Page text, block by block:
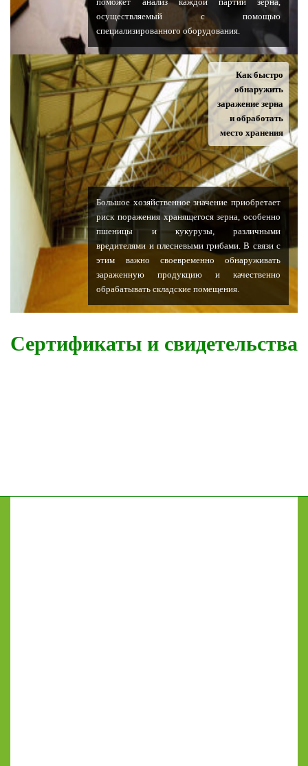
осуществляемый с помощью
специализированного оборудования.
Как быстро
обнаружить
заражение зерна
и обработать
место хранения
Большое хозяйственное значение приобретает
риск поражения хранящегося зерна, особенно
пшеницы и кукурузы, различными
вредителями и плесневыми грибами. В связи с
этим важно своевременно обнаруживать
зараженную продукцию и качественно
обрабатывать складские помещения.
Сертификаты и свидетельства